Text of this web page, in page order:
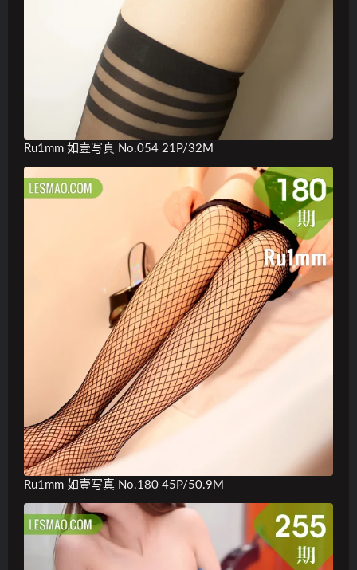
Ru1mm 如壹写真 No.054 21P/32M
Ru1mm 如壹写真 No.180 45P/50.9M